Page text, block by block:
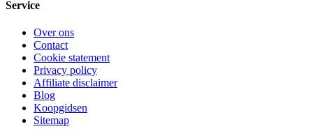
Service
Over ons
Contact
Cookie statement
Privacy policy
Affiliate disclaimer
Blog
Koopgidsen
Sitemap